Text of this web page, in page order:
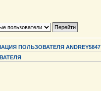
ПОЛЬЗОВАТЕЛЯ ANDREY5847